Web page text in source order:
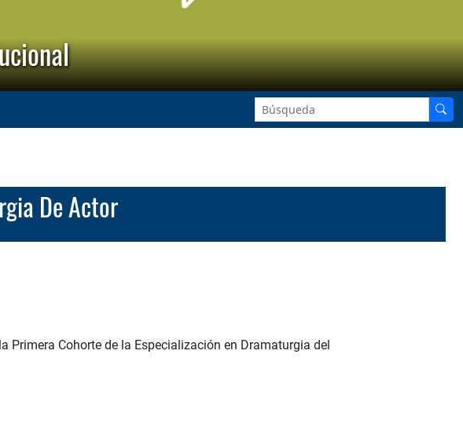
De Actor
Primera Cohorte de la Especialización en Dramaturgia del